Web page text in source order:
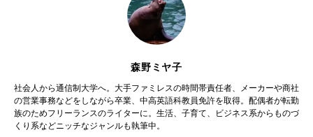
森野ミヤ子
社会人から通信制大学へ。大手ファミレスの時間帯責任者、メーカーや商社
の営業事務などをしながら卒業、中高英語科教員免許を取得。配偶者が転勤
族のためフリーランスのライターに。生活、子育て、ビジネス系からものづ
くり系などニッチなジャンルも執筆中。